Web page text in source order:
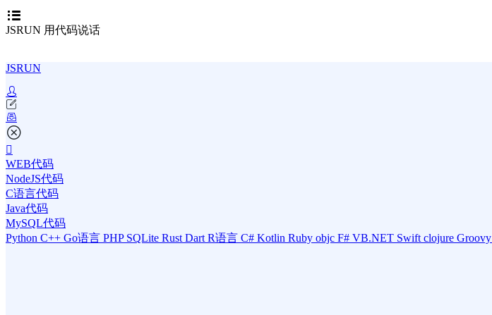
JSRUN 用代码说话
JSRUN
WEB代码
NodeJS代码
C语言代码
Java代码
MySQL代码
Python C++ Go语言 PHP SQLite Rust Dart R语言 C# Kotlin Ruby objc F# VB.NET Swift clojure Groovy